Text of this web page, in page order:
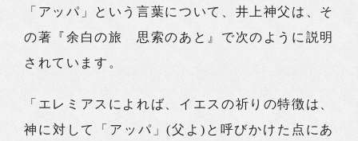
「アッパ」という言葉について、井上神父は、そ
の著『余白の旅 思索のあと』で次のように説明
されています。
「エレミアスによれば、イエスの祈りの特徴は、
神に対して「アッパ」(父よ)と呼びかけた点にあ